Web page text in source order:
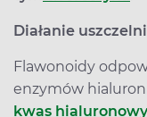
Diałanie
Flawonoidy
enzymów
kwas hialuronowy